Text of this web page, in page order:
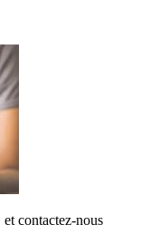
contactez-nous